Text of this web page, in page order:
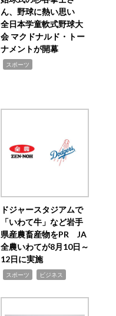
ん、野球に熱い思い
全日本学童軟式野球大
会 マクドナルド・トー
ナメントが開幕
スポーツ
ドジャースタジアムで
「いわて牛」など岩手
県産農畜産物をPR JA
全農いわてが8月10日～
12日に実施
スポーツ ビジネス